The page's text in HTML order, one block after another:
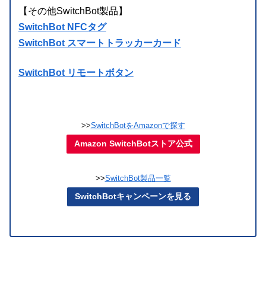
【その他SwitchBot製品】
SwitchBot NFCタグ
SwitchBot スマートトラッカーカード
SwitchBot リモートボタン
>>SwitchBotをAmazonで探す
Amazon SwitchBotストア公式
>>SwitchBot製品一覧
SwitchBotキャンペーンを見る